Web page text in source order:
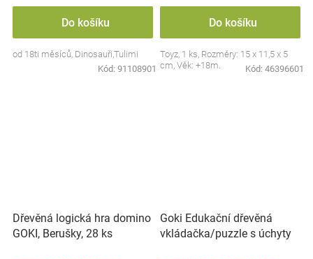
Do košíku
od 18ti měsíců, Dinosauři,Tulimi
Kód: 91108901
Do košíku
Toyz, 1 ks, Rozměry: 15 x 11,5 x 5
cm, Věk: +18m.
Kód: 46396601
Dřevěná logická hra domino
GOKI, Berušky, 28 ks
Goki Edukační dřevěná
vkládačka/puzzle s úchyty